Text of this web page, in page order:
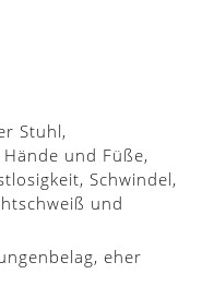
Stuhl,
und Füße,
Schwindel,
und
eher